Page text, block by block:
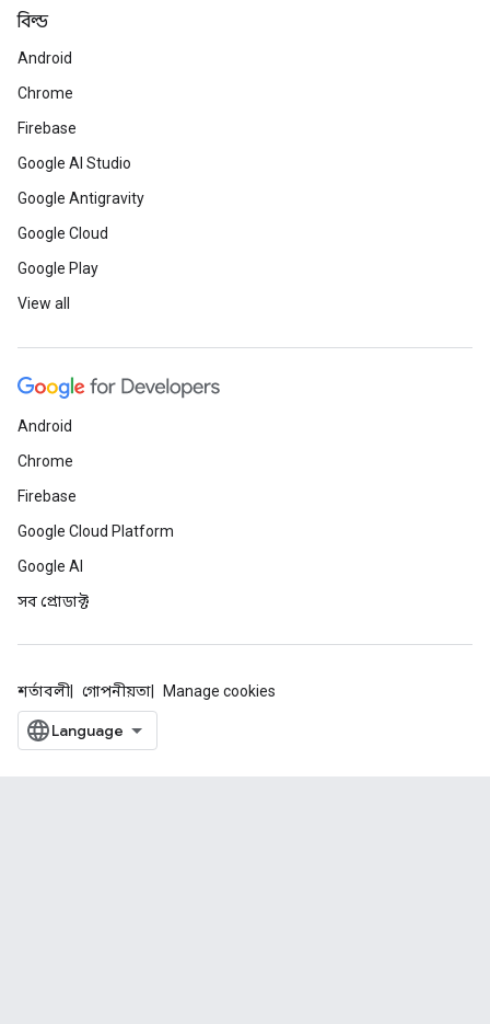
বিল্ড
Android
Chrome
Firebase
Google AI Studio
Google Antigravity
Google Cloud
Google Play
View all
Android
Chrome
Firebase
Google Cloud Platform
Google AI
সব প্রোডাক্ট
শর্তাবলী গোপনীয়তা Manage cookies